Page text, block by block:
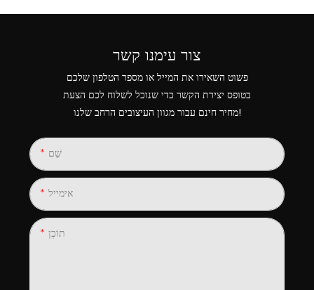
צור עימנו קשר
פשוט השאירו את המייל או מספר הטלפון שלכם
בטופס יצירת הקשר כדי שנוכל לשלוח לכם הצעת
מחיר חינם עבור מגוון העיצובים הרחב שלנו!
שֵׁם
אימייל
תוֹכֶן